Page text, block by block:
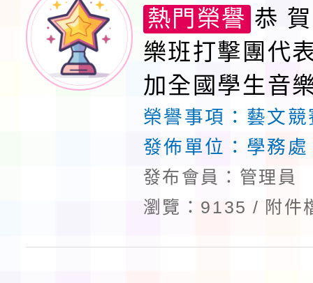
熱門榮譽 恭
樂班打擊團代
加全國學生音
榮譽事項： 藝文競
發佈單位： 學務處
發布會員：管理員
瀏覽：9135
附件